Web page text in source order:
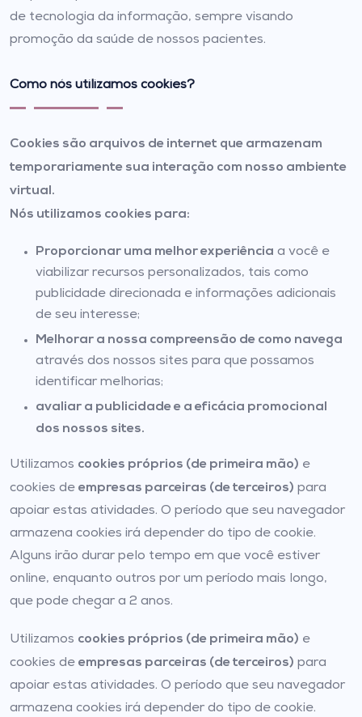
de tecnologia da informação, sempre visando
promoção da saúde de nossos pacientes.
Como nós utilizamos cookies?
Cookies são arquivos de internet que armazenam
temporariamente sua interação com nosso ambiente
virtual.
Nós utilizamos cookies para:
Proporcionar uma melhor experiência a você e
viabilizar recursos personalizados, tais como
publicidade direcionada e informações adicionais
de seu interesse;
Melhorar a nossa compreensão de como navega
através dos nossos sites para que possamos
identificar melhorias;
avaliar a publicidade e a eficácia promocional
dos nossos sites.
Utilizamos cookies próprios (de primeira mão) e
cookies de empresas parceiras (de terceiros) para
apoiar estas atividades. O período que seu navegador
armazena cookies irá depender do tipo de cookie.
Alguns irão durar pelo tempo em que você estiver
online, enquanto outros por um período mais longo,
que pode chegar a 2 anos.
Utilizamos cookies próprios (de primeira mão) e
cookies de empresas parceiras (de terceiros) para
apoiar estas atividades. O período que seu navegador
armazena cookies irá depender do tipo de cookie.